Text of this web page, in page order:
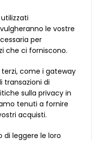
le vostre
per
che ci forniscono.
come i gateway
transazioni di
sulla privacy in
tenuti a fornire
acquisti.
di leggere le loro